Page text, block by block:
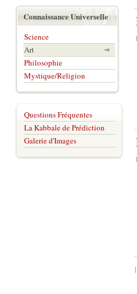
Connaissance Universelle
Science
Art
Philosophie
Mystique/Religion
Questions Fréquentes
La Kabbale de Prédiction
Galerie d'Images